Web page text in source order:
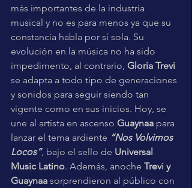
más importantes de la industria
musical y no es para menos ya que su
constancia habla por sí sola. Su
evolución en la música no ha sido
impedimento, al contrario, Gloria Trevi
se adapta a todo tipo de generaciones
y sonidos para seguir siendo tan
vigente como en sus inicios. Hoy, se
une al artista en ascenso Guaynaa para
lanzar el tema ardiente “Nos Volvimos
Locos”, bajo el sello de Universal
Music Latino. Además, anoche Trevi y
Guaynaa sorprendieron al público con